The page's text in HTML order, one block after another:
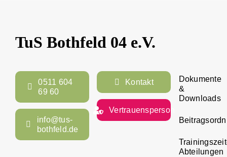
TuS Bothfeld 04 e.V.
0511 604
69 60
info@tus-
bothfeld.de
Kontakt
Vertrauensperson
Dokumente
&
Downloads
Abteilungen